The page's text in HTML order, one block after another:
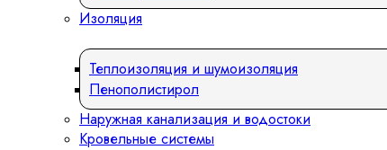
Изоляция
Теплоизоляция и шумоизоляция
Пенополистирол
Наружная канализация и водостоки
Кровельные системы